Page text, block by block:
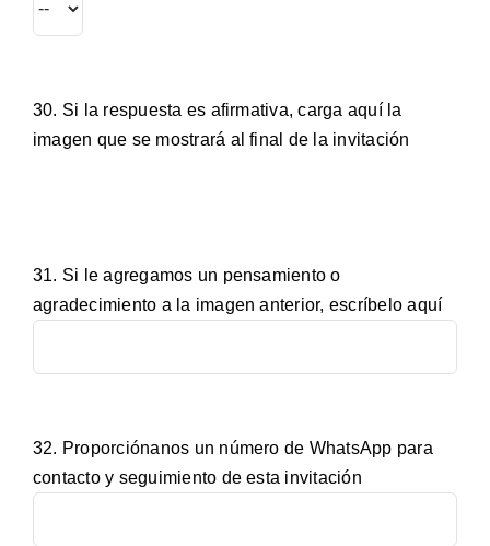
30. Si la respuesta es afirmativa, carga aquí la
imagen que se mostrará al final de la invitación
31. Si le agregamos un pensamiento o
agradecimiento a la imagen anterior, escríbelo aquí
32. Proporciónanos un número de WhatsApp para
contacto y seguimiento de esta invitación